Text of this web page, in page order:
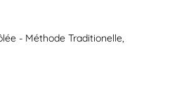
- Méthode Traditionelle,